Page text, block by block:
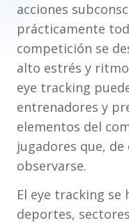
acciones
prácticamente
competición se
alto estrés y
eye tracking
entrenadores y
elementos del
jugadores que,
observarse.
El eye tracking se
deportes,